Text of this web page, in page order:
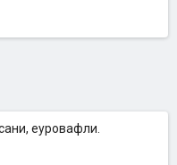
еуровафли.